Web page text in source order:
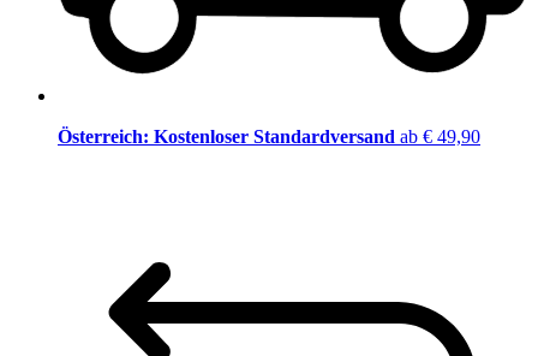
Österreich: Kostenloser Standardversand ab € 49,90